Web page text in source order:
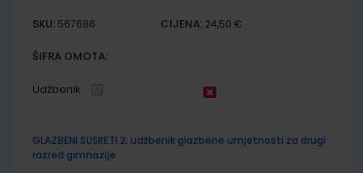
SKU: 567686 CIJENA: 24,50 €
ŠIFRA OMOTA:
Udžbenik
GLAZBENI SUSRETI 2; udžbenik glazbene umjetnosti za drugi
razred gimnazije